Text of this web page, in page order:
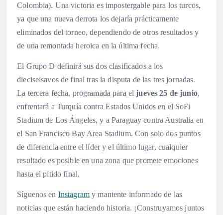
Colombia). Una victoria es impostergable para los turcos,
ya que una nueva derrota los dejaría prácticamente
eliminados del torneo, dependiendo de otros resultados y
de una remontada heroica en la última fecha.
El Grupo D definirá sus dos clasificados a los
dieciseisavos de final tras la disputa de las tres jornadas.
La tercera fecha, programada para eljueves 25 de junio,
enfrentará a Turquía contra Estados Unidos en el SoFi
Stadium de Los Ángeles, y a Paraguay contra Australia en
el San Francisco Bay Area Stadium. Con solo dos puntos
de diferencia entre el líder y el último lugar, cualquier
resultado es posible en una zona que promete emociones
hasta el pitido final.
Síguenos en Instagram y mantente informado de las
noticias que están haciendo historia. ¡Construyamos juntos